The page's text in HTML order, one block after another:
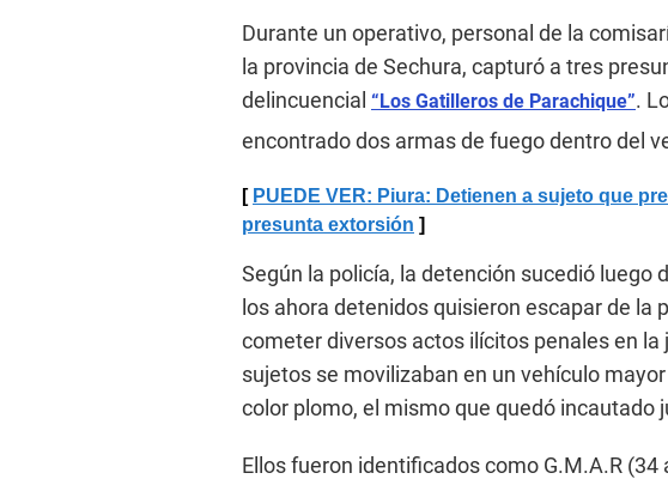
Durante un operativo, personal de la
la provincia de Sechura, capturó a tres
delincuencial “Los Gatilleros de Parachique”.
encontrado dos armas de fuego dentro del
PUEDE VER: Piura: Detienen a sujeto que
presunta extorsión
Según la policía, la detención sucedió luego
los ahora detenidos quisieron escapar de la
cometer diversos actos ilícitos penales en
sujetos se movilizaban en un vehículo
color plomo, el mismo que quedó incautado
Ellos fueron identificados como G.M.A.R (34